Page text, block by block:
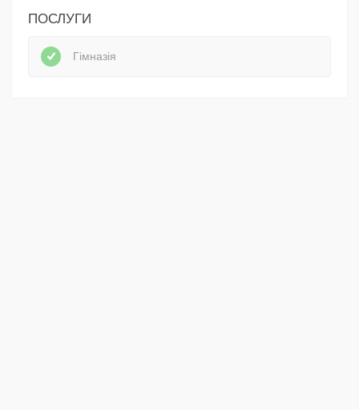
ПОСЛУГИ
Гімназія